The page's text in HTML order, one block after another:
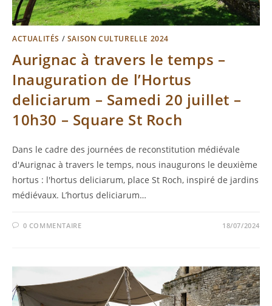
ACTUALITÉS / SAISON CULTURELLE 2024
Aurignac à travers le temps –
Inauguration de l’Hortus
deliciarum – Samedi 20 juillet –
10h30 – Square St Roch
Dans le cadre des journées de reconstitution médiévale
d'Aurignac à travers le temps, nous inaugurons le deuxième
hortus : l'hortus deliciarum, place St Roch, inspiré de jardins
médiévaux. L’hortus deliciarum…
0 COMMENTAIRE 18/07/2024